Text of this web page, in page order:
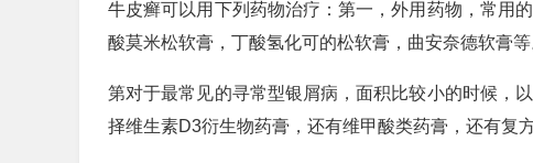
牛皮癣可以用下列药物治疗：第一，外用药物，常用
酸莫米松软膏，丁酸氢化可的松软膏，曲安奈德软膏等
第对于最常见的寻常型银屑病，面积比较小的时候，
择维生素D3衍生物药膏，还有维甲酸类药膏，还有复方